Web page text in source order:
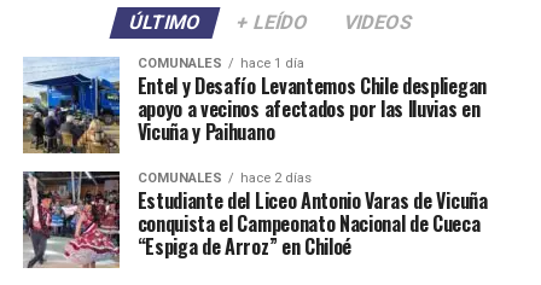
ÚLTIMO + LEÍDO VIDEOS
COMUNALES hace 1 día
Entel y Desafío Levantemos Chile despliegan
apoyo a vecinos afectados por las lluvias en
Vicuña y Paihuano
COMUNALES hace 2 días
Estudiante del Liceo Antonio Varas de Vicuña
conquista el Campeonato Nacional de Cueca
“Espiga de Arroz” en Chiloé